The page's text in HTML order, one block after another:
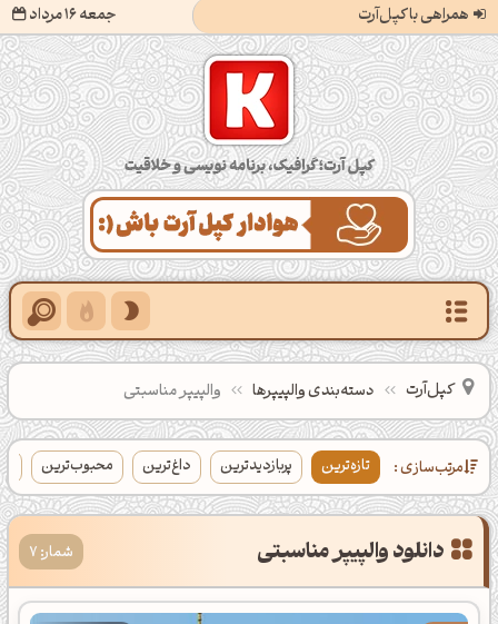
همراهی با کپل‌آرت جمعه 16 مرداد
کپل‌آرت؛ گرافیک، برنامه‌نویسی و خلاقیت
کپل‌آرت دسته‌بندی‌ والپیپرها والپیپر مناسبتی
مرتب‌سازی : تازه‌ترین پربازدیدترین داغ‌ترین محبوب‌ترین
دانلود والپیپر مناسبتی شمار: 7